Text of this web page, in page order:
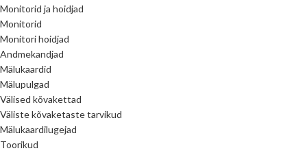
Monitorid ja hoidjad
Monitorid
Monitori hoidjad
Andmekandjad
Mälukaardid
Mälupulgad
Välised kõvakettad
Väliste kõvaketaste tarvikud
Mälukaardilugejad
Toorikud